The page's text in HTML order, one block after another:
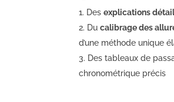
Desexplications
Ducalibrage des
d’une méthode unique
Des tableaux de
chronométrique précis